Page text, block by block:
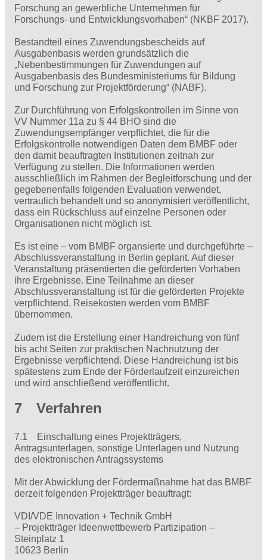
Forschung an gewerbliche Unternehmen für
Forschungs- und Entwicklungsvorhaben“ (NKBF 2017).
Bestandteil eines Zuwendungsbescheids auf
Ausgabenbasis werden grundsätzlich die
„Nebenbestimmungen für Zuwendungen auf
Ausgabenbasis des Bundesministeriums für Bildung
und Forschung zur Projektförderung“ (NABF).
Zur Durchführung von Erfolgskontrollen im Sinne von
VV Nummer 11a zu § 44 BHO sind die
Zuwendungsempfänger verpflichtet, die für die
Erfolgskontrolle notwendigen Daten dem BMBF oder
den damit beauftragten Institutionen zeitnah zur
Verfügung zu stellen. Die Informationen werden
ausschließlich im Rahmen der Begleitforschung und der
gegebenenfalls folgenden Evaluation verwendet,
vertraulich behandelt und so anonymisiert veröffentlicht,
dass ein Rückschluss auf einzelne Personen oder
Organisationen nicht möglich ist.
Es ist eine – vom BMBF organsierte und durchgeführte –
Abschlussveranstaltung in Berlin geplant. Auf dieser
Veranstaltung präsentierten die geförderten Vorhaben
ihre Ergebnisse. Eine Teilnahme an dieser
Abschlussveranstaltung ist für die geförderten Projekte
verpflichtend, Reisekosten werden vom BMBF
übernommen.
Zudem ist die Erstellung einer Handreichung von fünf
bis acht Seiten zur praktischen Nachnutzung der
Ergebnisse verpflichtend. Diese Handreichung ist bis
spätestens zum Ende der Förderlaufzeit einzureichen
und wird anschließend veröffentlicht.
7 Verfahren
7.1 Einschaltung eines Projektträgers,
Antragsunterlagen, sonstige Unterlagen und Nutzung
des elektronischen Antragssystems
Mit der Abwicklung der Fördermaßnahme hat das BMBF
derzeit folgenden Projektträger beauftragt:
VDI/VDE Innovation + Technik GmbH
– Projektträger Ideenwettbewerb Partizipation –
Steinplatz 1
10623 Berlin